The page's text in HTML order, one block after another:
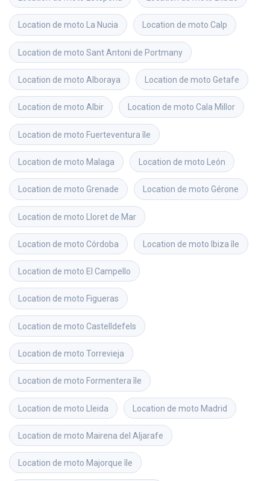
Location de moto La Nucia Location de moto Calp
Location de moto Sant Antoni de Portmany
Location de moto Alboraya Location de moto Getafe
Location de moto Albir Location de moto Cala Millor
Location de moto Fuerteventura île
Location de moto Malaga Location de moto León
Location de moto Grenade Location de moto Gérone
Location de moto Lloret de Mar
Location de moto Córdoba Location de moto Ibiza île
Location de moto El Campello
Location de moto Figueras
Location de moto Castelldefels
Location de moto Torrevieja
Location de moto Formentera île
Location de moto Lleida Location de moto Madrid
Location de moto Mairena del Aljarafe
Location de moto Majorque île